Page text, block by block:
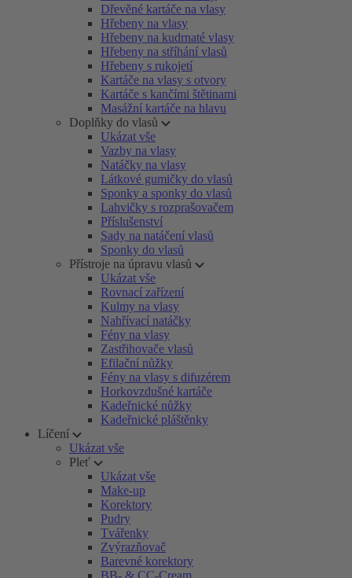
Dřevěné kartáče na vlasy
Hřebeny na vlasy
Hřebeny na kudrnaté vlasy
Hřebeny na stříhání vlasů
Hřebeny s rukojetí
Kartáče na vlasy s otvory
Kartáče s kančími štětinami
Masážní kartáče na hlavu
Doplňky do vlasů
Ukázat vše
Vazby na vlasy
Natáčky na vlasy
Látkové gumičky do vlasů
Sponky a sponky do vlasů
Lahvičky s rozprašovačem
Příslušenství
Sady na natáčení vlasů
Sponky do vlasů
Přístroje na úpravu vlasů
Ukázat vše
Rovnací zařízení
Kulmy na vlasy
Nahřívací natáčky
Fény na vlasy
Zastřihovače vlasů
Efilační nůžky
Fény na vlasy s difuzérem
Horkovzdušné kartáče
Kadeřnické nůžky
Kadeřnické pláštěnky
Líčení
Ukázat vše
Pleť
Ukázat vše
Make-up
Korektory
Pudry
Tvářenky
Zvýrazňovač
Barevné korektory
BB- & CC-Cream